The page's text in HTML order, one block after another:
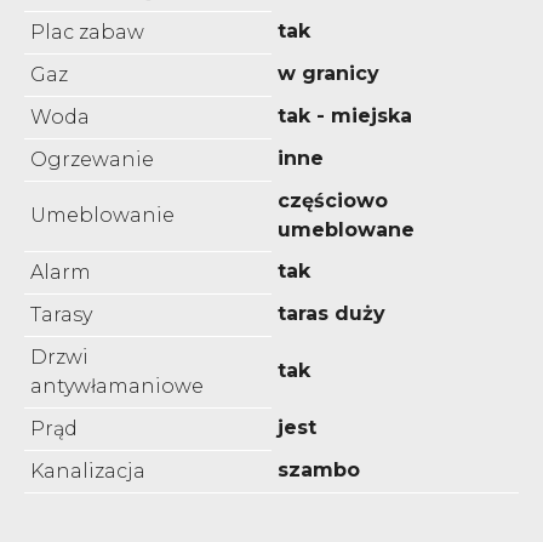
Plac zabaw
tak
Gaz
w granicy
Woda
tak - miejska
Ogrzewanie
inne
Umeblowanie
częściowo
umeblowane
Alarm
tak
Tarasy
taras duży
Drzwi
antywłamaniowe
tak
Prąd
jest
Kanalizacja
szambo